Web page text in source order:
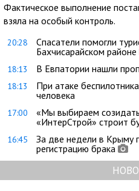
Фактическое выполнение
взяла на особый контроль.
20:28
Спасатели помогли
Бахчисарайском районе
18:13 В Евпатории нашли
18:13
При атаке
человека
17:00
«Мы выбираем
«ИнтерСтрой» строит
16:45
За две недели в Крыму
регистрацию брака